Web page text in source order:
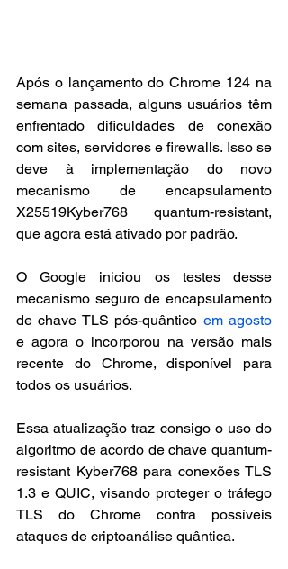
Após o lançamento do Chrome 124 na
semana passada, alguns usuários têm
enfrentado dificuldades de conexão
com sites, servidores e firewalls. Isso se
deve à implementação do novo
mecanismo de encapsulamento
X25519Kyber768 quantum-resistant,
que agora está ativado por padrão.
O Google iniciou os testes desse
mecanismo seguro de encapsulamento
de chave TLS pós-quântico em agosto
e agora o incorporou na versão mais
recente do Chrome, disponível para
todos os usuários.
Essa atualização traz consigo o uso do
algoritmo de acordo de chave quantum-
resistant Kyber768 para conexões TLS
1.3 e QUIC, visando proteger o tráfego
TLS do Chrome contra possíveis
ataques de criptoanálise quântica.